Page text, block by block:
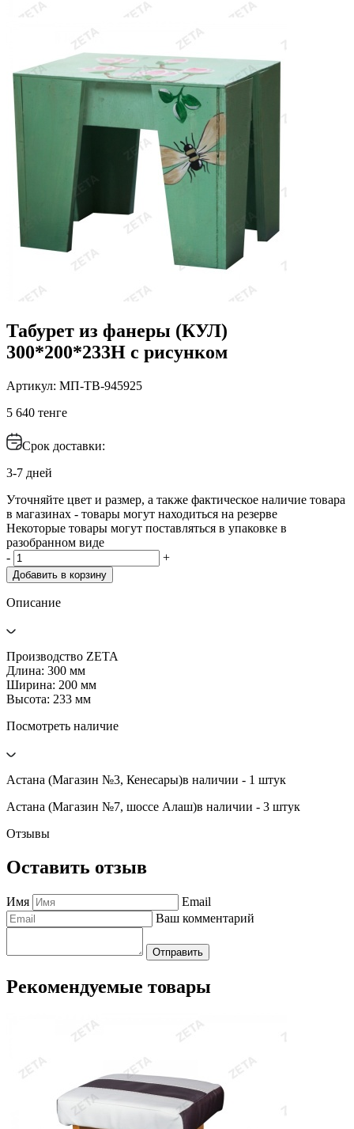
Табурет из фанеры (КУЛ)
300*200*233Н с рисунком
Артикул: МП-ТВ-945925
5 640 тенге
Срок доставки:
3-7 дней
Уточняйте цвет и размер, а также фактическое наличие товара
в магазинах - товары могут находиться на резерве
Некоторые товары могут поставляться в упаковке в
разобранном виде
-
+
Добавить в корзину
Описание
Производство ZETA
Длина: 300 мм
Ширина: 200 мм
Высота: 233 мм
Посмотреть наличие
Астана (Магазин №3, Кенесары)в наличии - 1 штук
Астана (Магазин №7, шоссе Алаш)в наличии - 3 штук
Отзывы
Оставить отзыв
Имя
Email
Ваш комментарий
Отправить
Рекомендуемые товары